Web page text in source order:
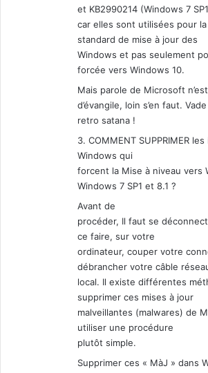
et KB2990214 (Windows 7
car elles sont utilisées pour
standard de mise à jour des
Windows et pas seulement
forcée vers Windows 10.
Mais parole de Microsoft
d’évangile, loin s’en faut. Vade
retro satana !
3. COMMENT SUPPRIMER
Windows qui
forcent la Mise à niveau vers
Windows 7 SP1 et 8.1 ?
Avant de
procéder, Il faut se
ce faire, sur votre
ordinateur, couper votre
débrancher votre câble
local. Il existe différentes
supprimer ces mises à jour
malveillantes (malwares) de
utiliser une procédure
plutôt simple.
Supprimer ces « MàJ » dans